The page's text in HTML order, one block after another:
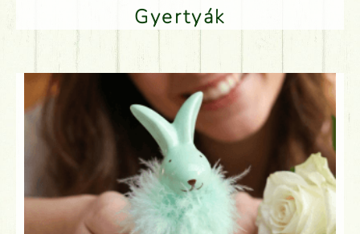
Gyertyák